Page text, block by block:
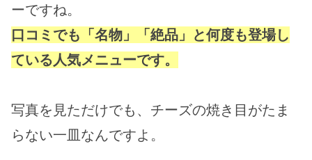
ーですね。
口コミでも「名物」「絶品」と何度も登場し
ている人気メニューです。
写真を見ただけでも、チーズの焼き目がたま
らない一皿なんですよ。